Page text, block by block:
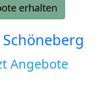
erhalten
Schöneberg
Angebote